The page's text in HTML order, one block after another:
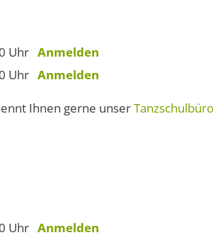
Uhr Anmelden
Uhr Anmelden
Ihnen gerne unserTanzschulbüro
Uhr Anmelden